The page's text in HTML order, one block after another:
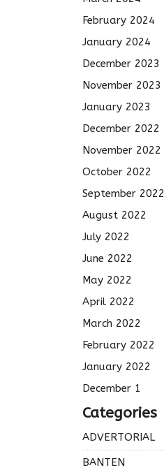
February 2024
January 2024
December 2023
November 2023
January 2023
December 2022
November 2022
October 2022
September 2022
August 2022
July 2022
June 2022
May 2022
April 2022
March 2022
February 2022
January 2022
December 1
Categories
ADVERTORIAL
BANTEN